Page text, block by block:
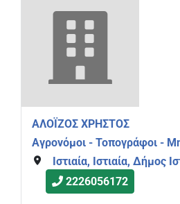
ΑΛΟΪΖΟΣ ΧΡΗΣΤΟΣ
Αγρονόμοι - Τοπογράφοι -
Ιστιαία, Ιστιαία, Δήμος
2226056172